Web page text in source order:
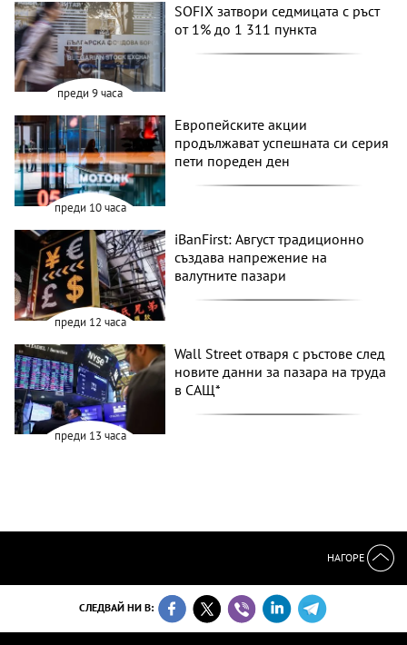
преди 9 часа
SOFIX затвори седмицата с ръст
от 1% до 1 311 пункта
преди 10 часа
Европейските акции
продължават успешната си серия
пети пореден ден
преди 12 часа
iBanFirst: Август традиционно
създава напрежение на
валутните пазари
преди 13 часа
Wall Street отваря с ръстове след
новите данни за пазара на труда
в САЩ*
НАГОРЕ
СЛЕДВАЙ НИ В: